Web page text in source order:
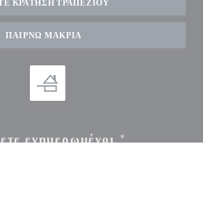
ΚΡΆΤΗΣΗ ΤΡΑΠΕΖΙΟΎ
ΠΑΊΡΝΩ ΜΑΚΡΙΆ
ενημερωμένοι*